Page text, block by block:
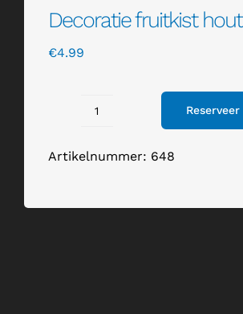
Decoratie fruitkist hout
€4.99
hout
Reserveer
Artikelnummer: 648